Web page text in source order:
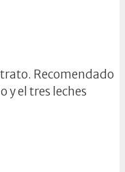
Recomendado
y el tres leches